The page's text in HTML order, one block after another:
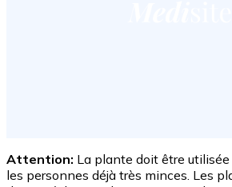
Attention: La plante doit être
les personnes déjà très minces. Les